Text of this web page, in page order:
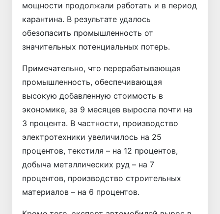
мощности продолжали работать и в период
карантина. В результате удалось
обезопасить промышленность от
значительных потенциальных потерь.
Примечательно, что перерабатывающая
промышленность, обеспечивающая
высокую добавленную стоимость в
экономике, за 9 месяцев выросла почти на
3 процента. В частности, производство
электротехники увеличилось на 25
процентов, текстиля – на 12 процентов,
добыча металлических руд – на 7
процентов, производство строительных
материалов – на 6 процентов.